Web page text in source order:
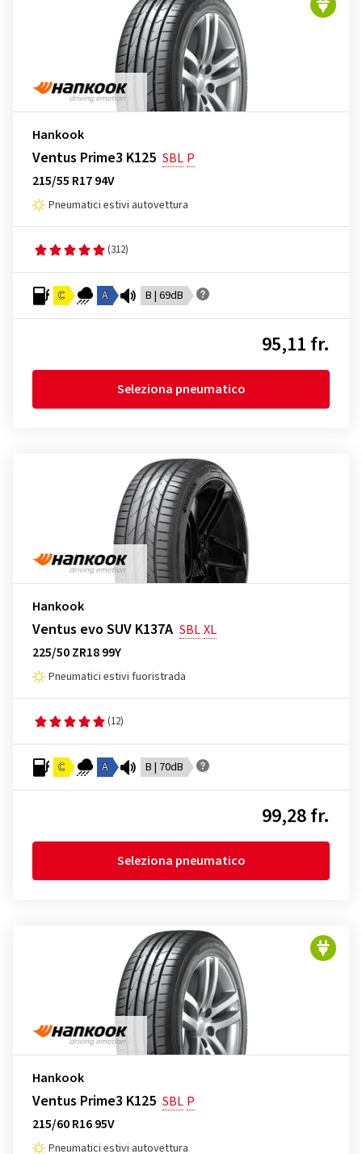
Hankook
Ventus Prime3 K125 SBL P
215/55 R17 94V
Pneumatici estivi autovettura
(312)
C A B | 69dB
95,11 fr.
Seleziona pneumatico
Hankook
Ventus evo SUV K137A SBLXL
225/50 ZR18 99Y
Pneumatici estivi fuoristrada
(12)
C A B | 70dB
99,28 fr.
Seleziona pneumatico
Hankook
Ventus Prime3 K125 SBL P
215/60 R16 95V
Pneumatici estivi autovettura